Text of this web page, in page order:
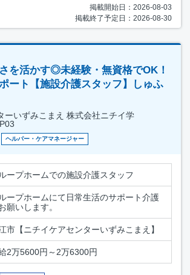
掲載開始日：2026-08-03
掲載終了予定日：2026-08-30
を活かす◎未経験・無資格でOK！
ート【施設介護スタッフ】しゅふ
ーいずみこまえ 株式会社ニチイ学
ヘルパー・ケアマネージャー
ープホームでの施設介護スタッフ
ープホームにて日常生活のサポート介護
願いします。
市【ニチイケアセンターいずみこまえ】
2万5600円～2万6300円